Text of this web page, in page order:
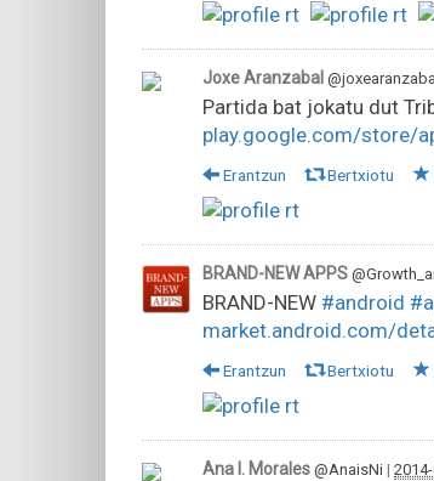
Joxe Aranzabal @joxearanzabal
Partida bat jokatu dut
play.google.com/store/
Erantzun Bertxiotu
BRAND-NEW APPS
BRAND-NEW #android
market.android.com/
Erantzun Bertxiotu
Ana I. Morales @AnaisNi |